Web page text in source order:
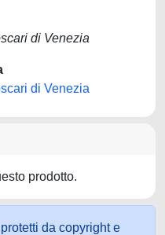
di Venezia
di Venezia
prodotto.
da copyright e